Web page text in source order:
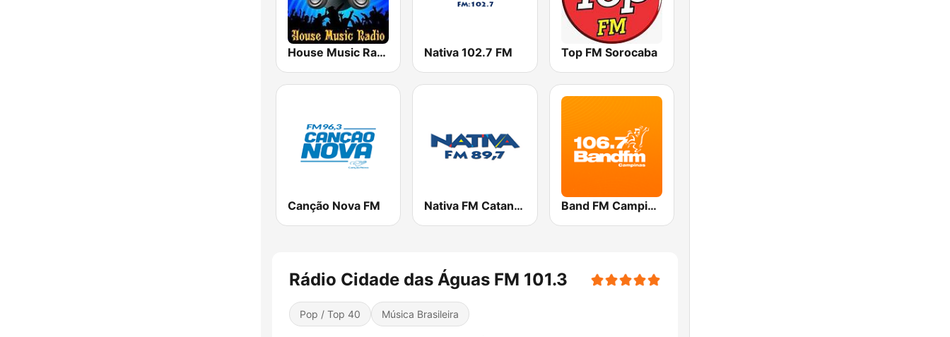
House Music Radio Nativa 102.7 FM Top FM Sorocaba
Canção Nova FM Nativa FM Catanduva Band FM Campinas 106.7
Rádio Cidade das Águas FM 101.3
Pop / Top 40 Música Brasileira